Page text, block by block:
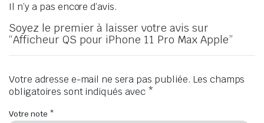
Il n’y a pas encore d’avis.
Soyez le premier à laisser votre avis sur
“Afficheur QS pour iPhone 11 Pro Max Apple”
Votre adresse e-mail ne sera pas publiée. Les champs
obligatoires sont indiqués avec *
Votre note *